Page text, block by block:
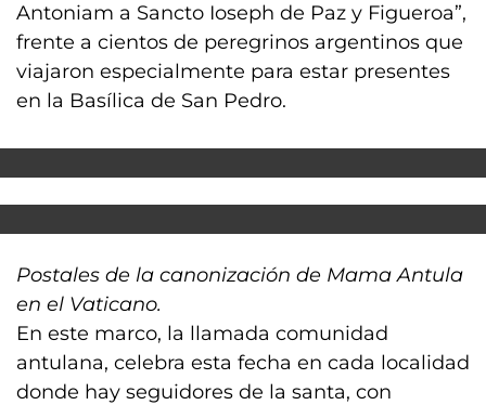
Antoniam a Sancto Ioseph de Paz y Figueroa”,
frente a cientos de peregrinos argentinos que
viajaron especialmente para estar presentes
en la Basílica de San Pedro.
Postales de la canonización de Mama Antula
en el Vaticano.
En este marco, la llamada comunidad
antulana, celebra esta fecha en cada localidad
donde hay seguidores de la santa, con